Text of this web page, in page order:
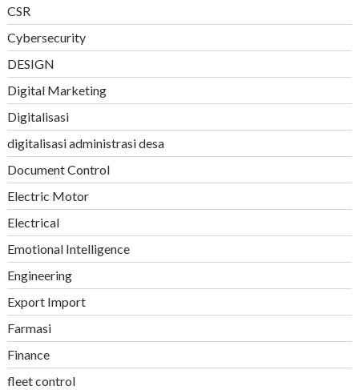
CSR
Cybersecurity
DESIGN
Digital Marketing
Digitalisasi
digitalisasi administrasi desa
Document Control
Electric Motor
Electrical
Emotional Intelligence
Engineering
Export Import
Farmasi
Finance
fleet control